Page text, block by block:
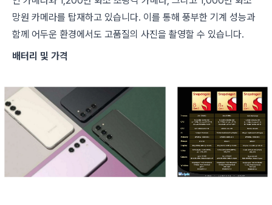
망원 카메라를 탑재하고 있습니다. 이를 통해 풍부한 기계 성능과
함께 어두운 환경에서도 고품질의 사진을 촬영할 수 있습니다.
배터리 및 가격